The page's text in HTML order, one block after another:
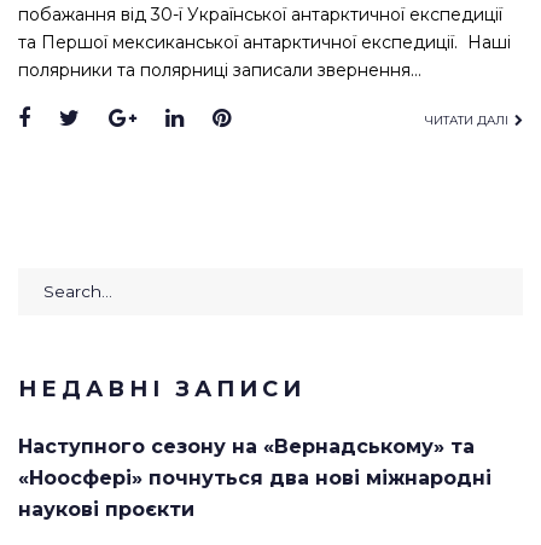
побажання від 30-ї Української антарктичної експедиції
та Першої мексиканської антарктичної експедиції. Наші
полярники та полярниці записали звернення…
Facebook
TwitterGoogle+
LinkedInPinterest ЧИТАТИ ДАЛІ
Search
НЕДАВНІ ЗАПИСИ
Наступного сезону на «Вернадському» та
«Ноосфері» почнуться два нові міжнародні
наукові проєкти